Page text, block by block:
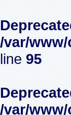
/var/
line 95
/var/